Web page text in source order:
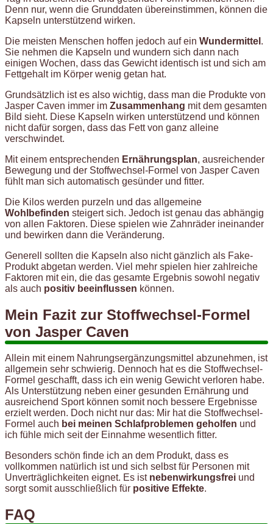
Denn nur, wenn die Grunddaten übereinstimmen, können die
Kapseln unterstützend wirken.
Die meisten Menschen hoffen jedoch auf ein Wundermittel .
Sie nehmen die Kapseln und wundern sich dann nach
einigen Wochen, dass das Gewicht identisch ist und sich am
Fettgehalt im Körper wenig getan hat.
Grundsätzlich ist es also wichtig, dass man die Produkte von
Jasper Caven immer im Zusammenhang mit dem gesamten
Bild sieht. Diese Kapseln wirken unterstützend und können
nicht dafür sorgen, dass das Fett von ganz alleine
verschwindet.
Mit einem entsprechenden Ernährungsplan, ausreichender
Bewegung und der Stoffwechsel-Formel von Jasper Caven
fühlt man sich automatisch gesünder und fitter.
Die Kilos werden purzeln und das allgemeine
Wohlbefinden steigert sich. Jedoch ist genau das abhängig
von allen Faktoren. Diese spielen wie Zahnräder ineinander
und bewirken dann die Veränderung.
Generell sollten die Kapseln also nicht gänzlich als Fake-
Produkt abgetan werden. Viel mehr spielen hier zahlreiche
Faktoren mit ein, die das gesamte Ergebnis sowohl negativ
als auch positiv beeinflussen können.
Mein Fazit zur Stoffwechsel-Formel
von Jasper Caven
Allein mit einem Nahrungsergänzungsmittel abzunehmen, ist
allgemein sehr schwierig. Dennoch hat es die Stoffwechsel-
Formel geschafft, dass ich ein wenig Gewicht verloren habe.
Als Unterstützung neben einer gesunden Ernährung und
ausreichend Sport können somit noch bessere Ergebnisse
erzielt werden. Doch nicht nur das: Mir hat die Stoffwechsel-
Formel auch bei meinen Schlafproblemen geholfen und
ich fühle mich seit der Einnahme wesentlich fitter.
Besonders schön finde ich an dem Produkt, dass es
vollkommen natürlich ist und sich selbst für Personen mit
Unverträglichkeiten eignet. Es ist nebenwirkungsfrei und
sorgt somit ausschließlich für positive Effekte.
FAQ